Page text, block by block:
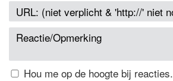
Hou me op de hoogte bij reacties.